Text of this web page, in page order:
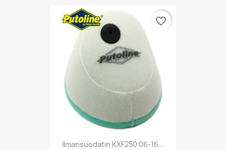
Ilmansuodatin KXF250 06-16...
favorite_border